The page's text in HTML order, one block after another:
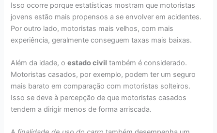
Isso ocorre porque estatísticas mostram que motoristas
jovens estão mais propensos a se envolver em acidentes.
Por outro lado, motoristas mais velhos, com mais
experiência, geralmente conseguem taxas mais baixas.
Além da idade, oestado civil também é considerado.
Motoristas casados, por exemplo, podem ter um seguro
mais barato em comparação com motoristas solteiros.
Isso se deve à percepção de que motoristas casados
tendem a dirigir menos de forma arriscada.